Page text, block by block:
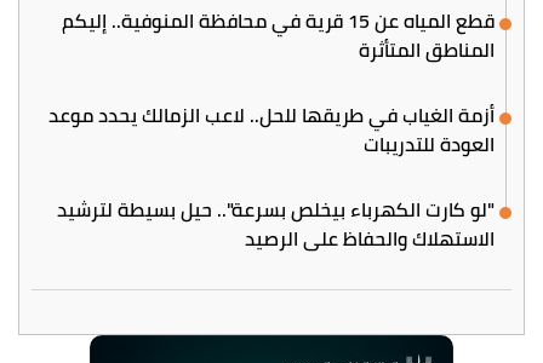
قطع المياه عن 15 قرية في محافظة المنوفية.. إليكم
المناطق المتأثرة
أزمة الغياب في طريقها للحل.. لاعب الزمالك يحدد موعد
العودة للتدريبات
"لو كارت الكهرباء بيخلص بسرعة".. حيل بسيطة لترشيد
الاستهلاك والحفاظ على الرصيد